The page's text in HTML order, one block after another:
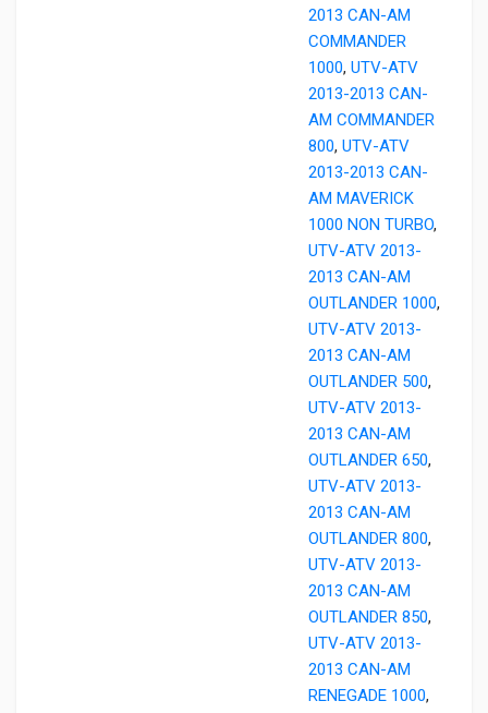
2013 CAN-AM
COMMANDER
1000, UTV-ATV
2013-2013 CAN-
AM COMMANDER
800, UTV-ATV
2013-2013 CAN-
AM MAVERICK
1000 NON TURBO,
UTV-ATV 2013-
2013 CAN-AM
OUTLANDER 1000,
UTV-ATV 2013-
2013 CAN-AM
OUTLANDER 500,
UTV-ATV 2013-
2013 CAN-AM
OUTLANDER 650,
UTV-ATV 2013-
2013 CAN-AM
OUTLANDER 800,
UTV-ATV 2013-
2013 CAN-AM
OUTLANDER 850,
UTV-ATV 2013-
2013 CAN-AM
RENEGADE 1000,